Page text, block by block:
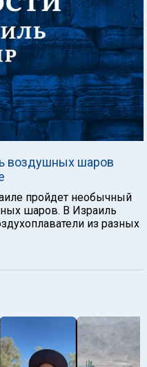
воздушных шаров
пройдет необычный
шаров. В Израиль
из разных